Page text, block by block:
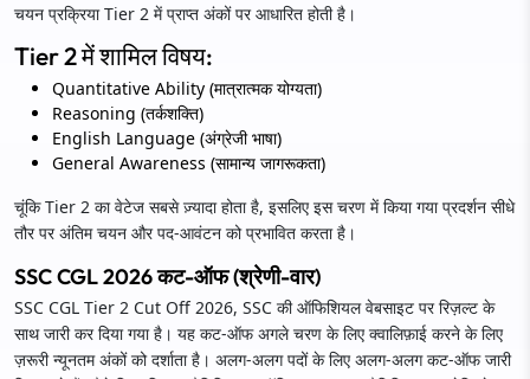
चयन प्रक्रिया Tier 2 में प्राप्त अंकों पर आधारित होती है।
Tier 2 में शामिल विषय:
Quantitative Ability (मात्रात्मक योग्यता)
Reasoning (तर्कशक्ति)
English Language (अंग्रेजी भाषा)
General Awareness (सामान्य जागरूकता)
चूंकि Tier 2 का वेटेज सबसे ज़्यादा होता है, इसलिए इस चरण में किया गया प्रदर्शन सीधे
तौर पर अंतिम चयन और पद-आवंटन को प्रभावित करता है।
SSC CGL 2026 कट-ऑफ (श्रेणी-वार)
SSC CGL Tier 2 Cut Off 2026, SSC की ऑफिशियल वेबसाइट पर रिज़ल्ट के
साथ जारी कर दिया गया है। यह कट-ऑफ अगले चरण के लिए क्वालिफ़ाई करने के लिए
ज़रूरी न्यूनतम अंकों को दर्शाता है। अलग-अलग पदों के लिए अलग-अलग कट-ऑफ जारी